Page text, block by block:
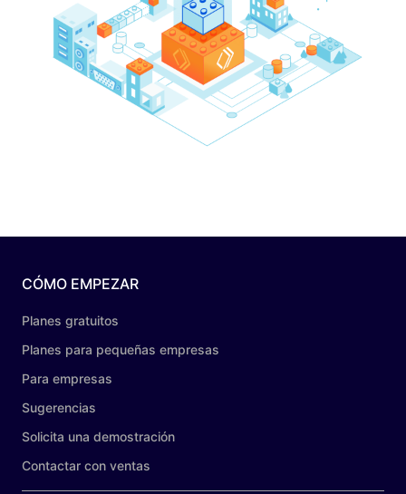
CÓMO EMPEZAR
Planes gratuitos
Planes para pequeñas empresas
Para empresas
Sugerencias
Solicita una demostración
Contactar con ventas